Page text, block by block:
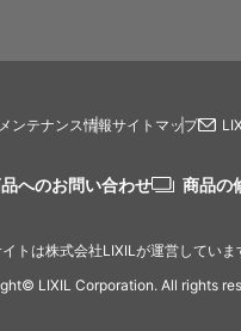
ンテナンス情報サイトマップ
へのお問い合わせ 商品の
トは株式会社LIXILが運営していま
LIXIL Corporation. All rights